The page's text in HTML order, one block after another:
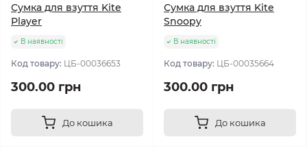
Сумка для взуття Kite
Player
В наявності
Код товару: ЦБ-00036653
300.00 грн
До кошика
Сумка для взуття Kite
Snoopy
В наявності
Код товару: ЦБ-00035664
300.00 грн
До кошика